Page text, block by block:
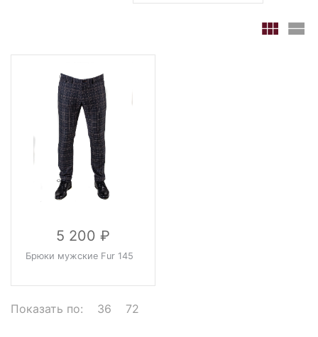
5 200
Брюки мужские Fur 145
Показать по: 36 72